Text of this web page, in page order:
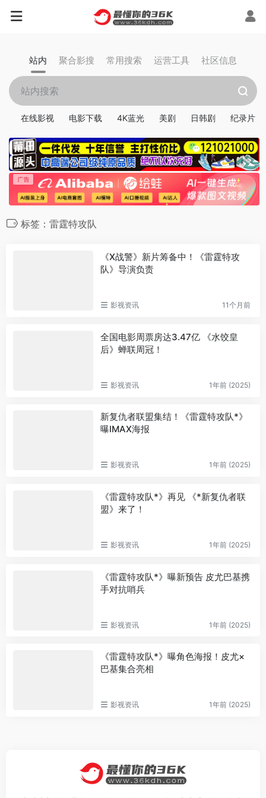
站内 聚合影搜 常用搜索 运营工具 社区信息
在线影视 电影下载 4K蓝光 美剧 日韩剧 纪录片
标签：雷霆特攻队
《X战警》新片筹备中！《雷霆特攻
队》导演负责
影视资讯 11个月前
全国电影周票房达3.47亿 《水饺皇
后》蝉联周冠！
影视资讯 1年前 (2025)
新复仇者联盟集结！《雷霆特攻队*》
曝IMAX海报
影视资讯 1年前 (2025)
《雷霆特攻队*》再见 《*新复仇者联
盟》来了！
影视资讯 1年前 (2025)
《雷霆特攻队*》曝新预告 皮尤巴基携
手对抗哨兵
影视资讯 1年前 (2025)
《雷霆特攻队*》曝角色海报！皮尤×
巴基集合亮相
影视资讯 1年前 (2025)